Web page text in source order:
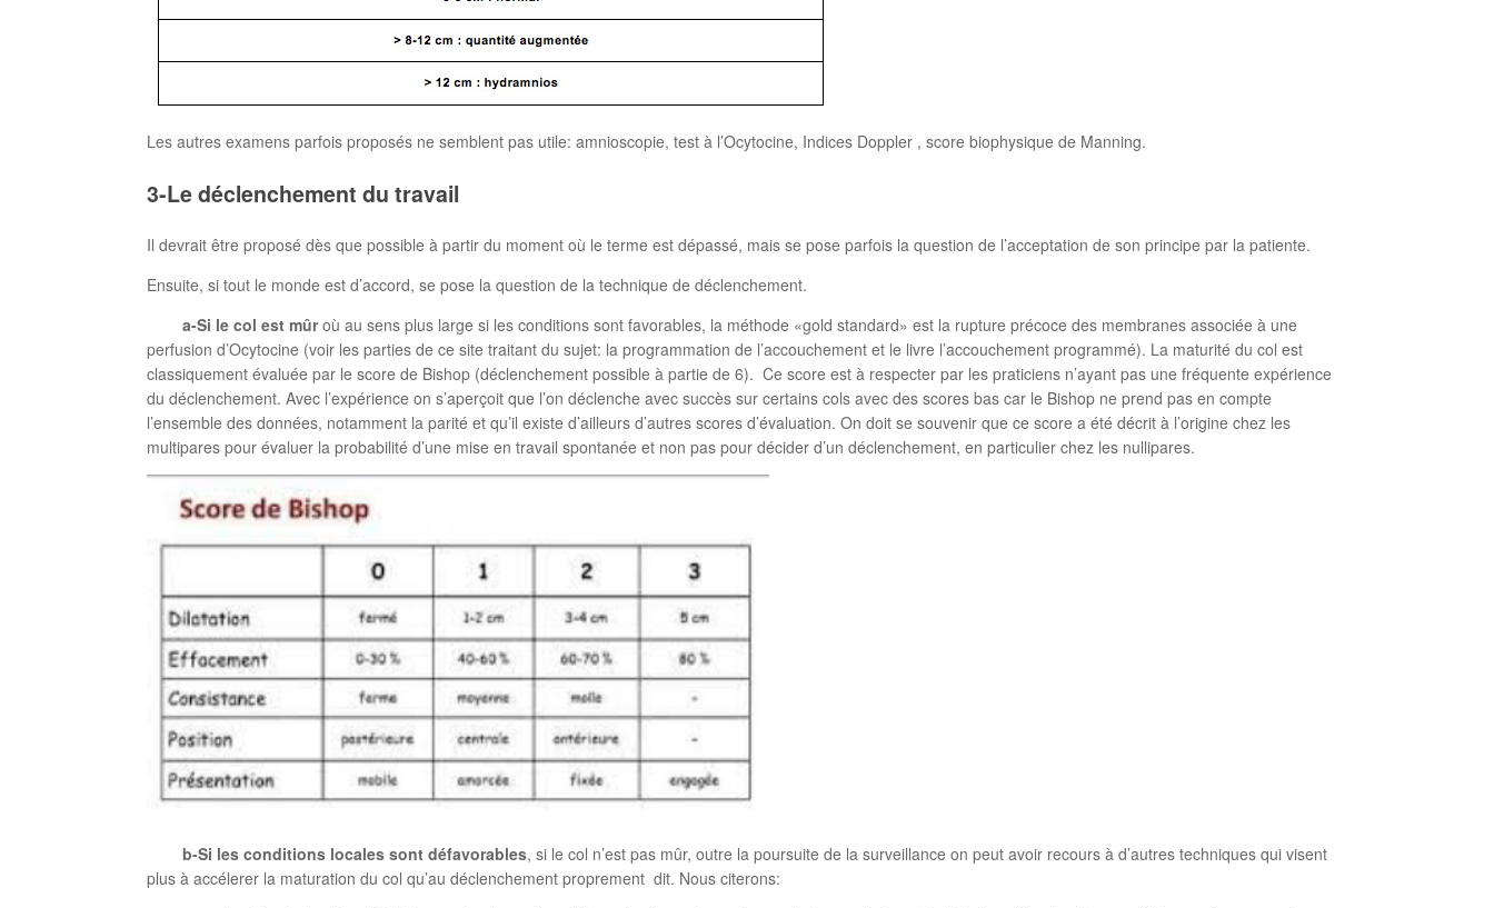
Les autres examens parfois proposés ne semblent pas utile: amnioscopie, test à l’Ocytocine, Indices Doppler , score biophysique de Manning.
3-Le déclenchement du travail
Il devrait être proposé dès que possible à partir du moment où le terme est dépassé, mais se pose parfois la question de l’acceptation de son principe par la patiente.
Ensuite, si tout le monde est d’accord, se pose la question de la technique de déclenchement.
a-Si le col est mûroù au sens plus large si les conditions sont favorables, la méthode «gold standard» est la rupture précoce des membranes associée à une
perfusion d’Ocytocine (voir les parties de ce site traitant du sujet: la programmation de l’accouchement et le livre l’accouchement programmé). La maturité du col est
classiquement évaluée par le score de Bishop (déclenchement possible à partie de 6). Ce score est à respecter par les praticiens n’ayant pas une fréquente expérience
du déclenchement. Avec l’expérience on s’aperçoit que l’on déclenche avec succès sur certains cols avec des scores bas car le Bishop ne prend pas en compte
l’ensemble des données, notamment la parité et qu’il existe d’ailleurs d’autres scores d’évaluation. On doit se souvenir que ce score a été décrit à l’origine chez les
multipares pour évaluer la probabilité d’une mise en travail spontanée et non pas pour décider d’un déclenchement, en particulier chez les nullipares.
b-Si les conditions locales sont défavorables, si le col n’est pas mûr, outre la poursuite de la surveillance on peut avoir recours à d’autres techniques qui visent
plus à accélerer la maturation du col qu’au déclenchement proprement dit. Nous citerons: